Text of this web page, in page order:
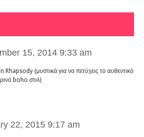
15, 2014 9:33 am
Rhapsody (μυστικά για να πετύχεις το αυθεντικό
boho στιλ)
22, 2015 9:17 am